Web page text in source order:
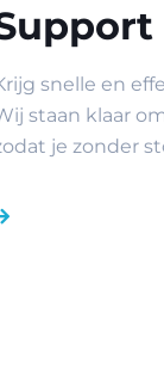
snelle en
staan klaar
je zonder